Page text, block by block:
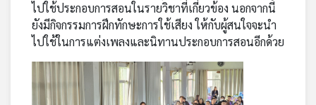
แผนที่
ไปใช้ประกอบการสอนในรายวิชาที่เกี่ยวข้อง นอกจากนี้
ยังมีกิจกรรมการฝึกทักษะการใช้เสียง ให้กับผู้สนใจจะนำ
ไปใช้ในการแต่งเพลงและนิทานประกอบการสอนอีกด้วย